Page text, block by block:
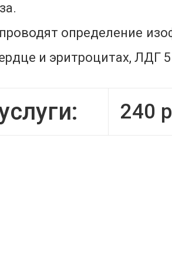
определение
и эритроцитах, ЛДГ
240